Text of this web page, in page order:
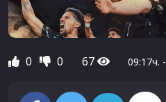
0 0 67 09:17ч.